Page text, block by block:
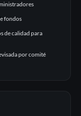
fondos
de calidad para
por comité